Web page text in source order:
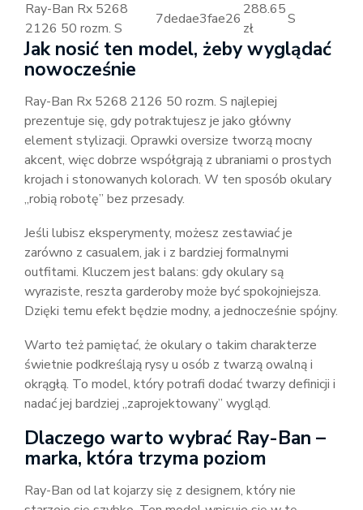
Ray-Ban Rx 5268
2126 50 rozm. S
7dedae3fae26
288.65
zł
S
Jak nosić ten model, żeby wyglądać
nowocześnie
Ray-Ban Rx 5268 2126 50 rozm. S najlepiej
prezentuje się, gdy potraktujesz je jako główny
element stylizacji. Oprawki oversize tworzą mocny
akcent, więc dobrze współgrają z ubraniami o prostych
krojach i stonowanych kolorach. W ten sposób okulary
„robią robotę” bez przesady.
Jeśli lubisz eksperymenty, możesz zestawiać je
zarówno z casualem, jak i z bardziej formalnymi
outfitami. Kluczem jest balans: gdy okulary są
wyraziste, reszta garderoby może być spokojniejsza.
Dzięki temu efekt będzie modny, a jednocześnie spójny.
Warto też pamiętać, że okulary o takim charakterze
świetnie podkreślają rysy u osób z twarzą owalną i
okrągłą. To model, który potrafi dodać twarzy definicji i
nadać jej bardziej „zaprojektowany” wygląd.
Dlaczego warto wybrać Ray-Ban –
marka, która trzyma poziom
Ray-Ban od lat kojarzy się z designem, który nie